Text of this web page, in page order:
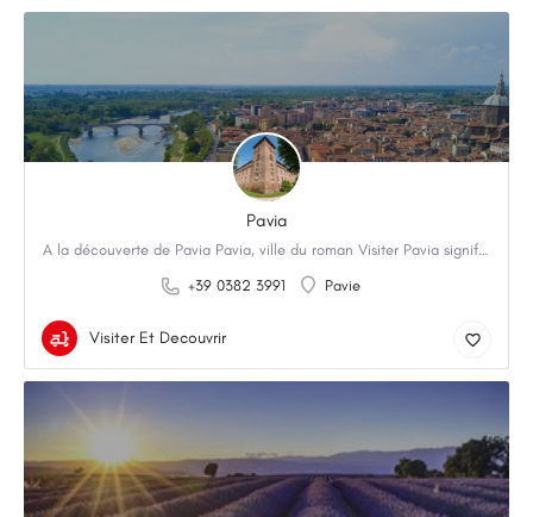
Pavia
A la découverte de Pavia Pavia, ville du roman Visiter Pavia signifie remonter aux racines de la culture…
+39 0382 3991
Pavie
Visiter Et Decouvrir